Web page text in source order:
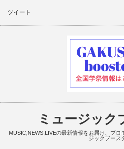
ツイート
ミュージック
MUSIC,NEWS,LIVEの最新情報をお届け、プ
ジックブース